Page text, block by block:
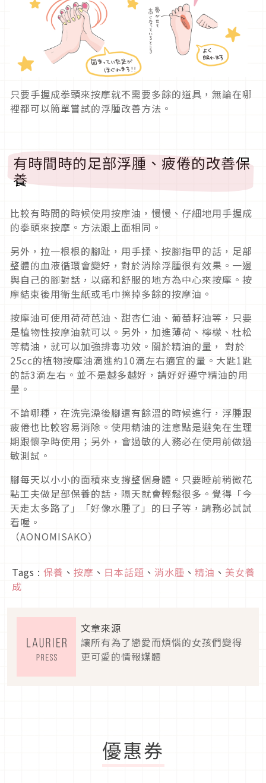
只要手握成拳頭來按摩就不需要多餘的道具，無論在哪
裡都可以簡單嘗試的浮腫改善方法。
有時間時的足部浮腫、疲倦的改善保
養
比較有時間的時候使用按摩油，慢慢、仔細地用手握成
的拳頭來按摩。方法跟上面相同。
另外，拉一根根的腳趾，用手揉、按腳指甲的話，足部
整體的血液循環會變好，對於消除浮腫很有效果。一邊
與自己的腳對話，以痛和舒服的地方為中心來按摩。按
摩結束後用衛生紙或毛巾擦掉多餘的按摩油。
按摩油可使用荷荷芭油、甜杏仁油、葡萄籽油等，只要
是植物性按摩油就可以。另外，加進薄荷、檸檬、杜松
等精油，就可以加強排毒功效。關於精油的量， 對於
25cc的植物按摩油滴進約10滴左右適宜的量。大匙1匙
的話3滴左右。並不是越多越好，請好好遵守精油的用
量。
不論哪種，在洗完澡後腳還有餘溫的時候進行，浮腫跟
疲倦也比較容易消除。使用精油的注意點是避免在生理
期跟懷孕時使用；另外，會過敏的人務必在使用前做過
敏測試。
腳每天以小小的面積來支撐整個身體。只要睡前稍微花
點工夫做足部保養的話，隔天就會輕鬆很多。覺得「今
天走太多路了」「好像水腫了」的日子等，請務必試試
看喔。
（AONOMISAKO）
Tags : 保養 、 按摩 、 日本話題 、 消水腫 、 精油 、 美女養
成
文章來源
讓所有為了戀愛而煩惱的女孩們變得
更可愛的情報媒體
優惠券